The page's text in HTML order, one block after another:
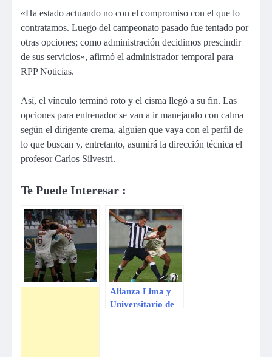
«Ha estado actuando no con el compromiso con el que lo
contratamos. Luego del campeonato pasado fue tentado por
otras opciones; como administración decidimos prescindir
de sus servicios», afirmó el administrador temporal para
RPP Noticias.
Así, el vínculo terminó roto y el cisma llegó a su fin. Las
opciones para entrenador se van a ir manejando con calma
según el dirigente crema, alguien que vaya con el perfil de
lo que buscan y, entretanto, asumirá la dirección técnica el
profesor Carlos Silvestri.
Te Puede Interesar :
Alianza Lima y
Universitario de